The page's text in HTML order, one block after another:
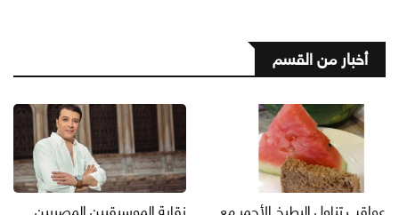
أخبار من القسم